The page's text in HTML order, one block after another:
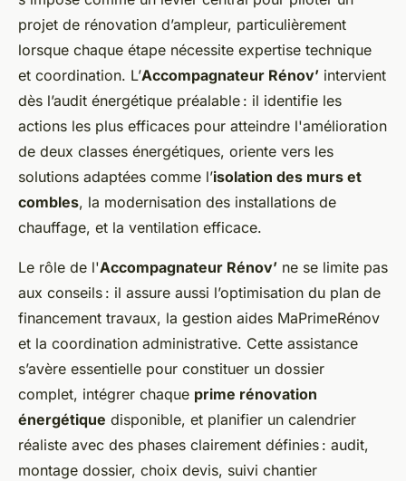
projet de rénovation d’ampleur, particulièrement
lorsque chaque étape nécessite expertise technique
et coordination. L’Accompagnateur Rénov’ intervient
dès l’audit énergétique préalable : il identifie les
actions les plus efficaces pour atteindre l'amélioration
de deux classes énergétiques, oriente vers les
solutions adaptées comme l’isolation des murs et
combles, la modernisation des installations de
chauffage, et la ventilation efficace.
Le rôle de l'Accompagnateur Rénov’ ne se limite pas
aux conseils : il assure aussi l’optimisation du plan de
financement travaux, la gestion aides MaPrimeRénov
et la coordination administrative. Cette assistance
s’avère essentielle pour constituer un dossier
complet, intégrer chaque prime rénovation
énergétique disponible, et planifier un calendrier
réaliste avec des phases clairement définies : audit,
montage dossier, choix devis, suivi chantier